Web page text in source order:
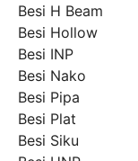
Besi H Beam
Besi Hollow
Besi INP
Besi Nako
Besi Pipa
Besi Plat
Besi Siku